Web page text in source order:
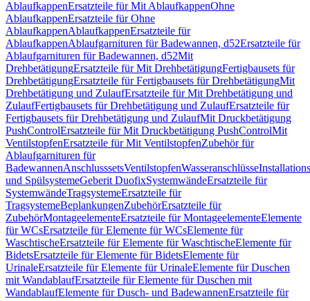
AblaufkappenErsatzteile für Mit AblaufkappenOhne
AblaufkappenErsatzteile für Ohne
AblaufkappenAblaufkappenErsatzteile für
AblaufkappenAblaufgarnituren für Badewannen, d52Ersatzteile für
Ablaufgarnituren für Badewannen, d52Mit
DrehbetätigungErsatzteile für Mit DrehbetätigungFertigbausets für
DrehbetätigungErsatzteile für Fertigbausets für DrehbetätigungMit
Drehbetätigung und ZulaufErsatzteile für Mit Drehbetätigung und
ZulaufFertigbausets für Drehbetätigung und ZulaufErsatzteile für
Fertigbausets für Drehbetätigung und ZulaufMit Druckbetätigung
PushControlErsatzteile für Mit Druckbetätigung PushControlMit
VentilstopfenErsatzteile für Mit VentilstopfenZubehör für
Ablaufgarnituren für
BadewannenAnschlusssetsVentilstopfenWasseranschlüsse
und SpülsystemeGeberit DuofixSystemwändeErsatzteile für
SystemwändeTragsystemeErsatzteile für
TragsystemeBeplankungenZubehörErsatzteile für
ZubehörMontageelementeErsatzteile für MontageelementeElemente
für WCsErsatzteile für Elemente für WCsElemente für
WaschtischeErsatzteile für Elemente für WaschtischeElemente für
BidetsErsatzteile für Elemente für BidetsElemente für
UrinaleErsatzteile für Elemente für UrinaleElemente für Duschen
mit WandablaufErsatzteile für Elemente für Duschen mit
WandablaufElemente für Dusch- und BadewannenErsatzteile für